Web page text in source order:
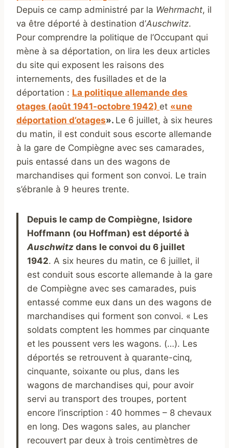
Depuis ce camp administré par la Wehrmacht, il
va être déporté à destination d’Auschwitz.
Pour comprendre la politique de l’Occupant qui
mène à sa déportation, on lira les deux articles
du site qui exposent les raisons des
internements, des fusillades et de la
déportation : La politique allemande des
otages (août 1941-octobre 1942) et «une
déportation d’otages». Le 6 juillet, à six heures
du matin, il est conduit sous escorte allemande
à la gare de Compiègne avec ses camarades,
puis entassé dans un des wagons de
marchandises qui forment son convoi. Le train
s’ébranle à 9 heures trente.
Depuis le camp de Compiègne, Isidore
Hoffmann (ou Hoffman) est déporté à
Auschwitz dans le convoi du 6 juillet
1942. A six heures du matin, ce 6 juillet, il
est conduit sous escorte allemande à la gare
de Compiègne avec ses camarades, puis
entassé comme eux dans un des wagons de
marchandises qui forment son convoi. « Les
soldats comptent les hommes par cinquante
et les poussent vers les wagons. (…). Les
déportés se retrouvent à quarante-cinq,
cinquante, soixante ou plus, dans les
wagons de marchandises qui, pour avoir
servi au transport des troupes, portent
encore l’inscription : 40 hommes – 8 chevaux
en long. Des wagons sales, au plancher
recouvert par deux à trois centimètres de